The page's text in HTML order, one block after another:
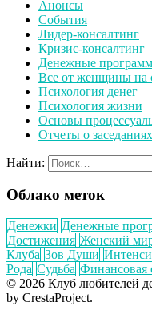
Анонсы
События
Лидер-консалтинг
Кризис-консалтинг
Денежные
Все от женщины на
Психология денег
Психология жизни
Основы
Отчеты о
Найти:
Облако меток
Денежки Денежные
Достижения Женский
Клуба Зов Души
Рода Судьба Финансовая
© 2026 Клуб любителей
by CrestaProject.